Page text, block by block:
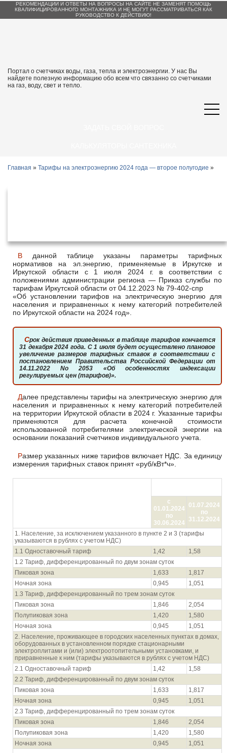
РЕКОМЕНДАЦИИ И ОТВЕТЫ НА ВОПРОСЫ НА САЙТЕ НЕ ЗАМЕНЯТ ПОМОЩЬ
КВАЛИФИЦИРОВАННОГО МОНТАЖНИКА И НЕ МОГУТ РАССМАТРИВАТЬСЯ КАК
РУКОВОДСТВО К ДЕЙСТВИЮ!
Портал о счетчиках воды, газа, тепла и электроэнергии. У нас Вы
найдете полезную информацию обо всем что связанно со счетчиками
на газ, воду, свет и тепло.
Главная » Тарифы на электроэнергию 2024 года — второе полугодие »
В данной таблице указаны параметры тарифных
нормативов на эл.энергию, применяемые в Иркутске и
Иркутской области с 1 июля 2024 г. в соответствии с
положениями администрации региона — Приказ службы по
тарифам Иркутской области от 04.12.2023 № 79-402-спр
«Об установлении тарифов на электрическую энергию для
населения и приравненных к нему категорий потребителей
по Иркутской области на 2024 год».
Срок действия приведенных в таблице тарифов кончается
31 декабря 2024 года. С 1 июля будет осуществлено плановое
увеличение размеров тарифных ставок в соответствии с
постановлением Правительства Российской Федерации от
14.11.2022 No 2053 «Об особенностях индексации
регулируемых цен (тарифов)».
Далее представлены тарифы на электрическую энергию для
населения и приравненных к нему категорий потребителей
на территории Иркутской области в 2024 г. Указанные тарифы
применяются для расчета конечной стоимости
использованной потребителями электрической энергии на
основании показаний счетчиков индивидуального учета.
Размер указанных ниже тарифов включает НДС. За единицу
измерения тарифных ставок принят «руб/кВт*ч».
с
01.01.2024
по
30.06.2024
01.07.2024
по
31.12.2024
1. Население, за исключением указанного в пункте 2 и 3 (тарифы
указываются в рублях с учетом НДС)
1.1 Одноставочный тариф
1,42
1,58
1.2 Тариф, дифференцированный по двум зонам суток
Пиковая зона
1,633
1,817
Ночная зона
0,945
1,051
1.3 Тариф, дифференцированный по трем зонам суток
Пиковая зона
1,846
2,054
Полупиковая зона
1,420
1,580
Ночная зона
0,945
1,051
2. Население, проживающее в городских населенных пунктах в домах,
оборудованных в установленном порядке стационарными
электроплитами и (или) электроотопительными установками, и
приравненные к ним (тарифы указываются в рублях с учетом НДС)
2.1 Одноставочный тариф
1,42
1,58
2.2 Тариф, дифференцированный по двум зонам суток
Пиковая зона
1,633
1,817
Ночная зона
0,945
1,051
2.3 Тариф, дифференцированный по трем зонам суток
Пиковая зона
1,846
2,054
Полупиковая зона
1,420
1,580
Ночная зона
0,945 1,051